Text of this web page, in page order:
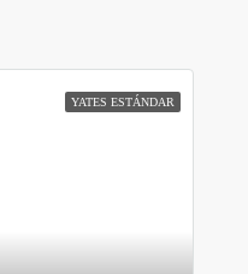
YATES ESTÁNDAR